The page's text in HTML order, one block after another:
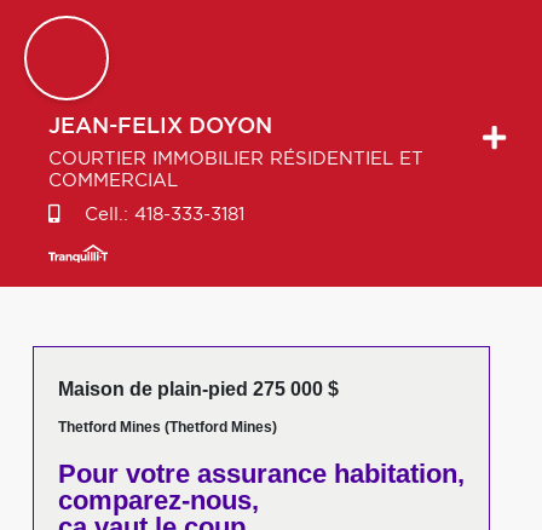
JEAN-FELIX DOYON
COURTIER IMMOBILIER RÉSIDENTIEL ET
COMMERCIAL
Cell.: 418-333-3181
Maison de plain-pied 275 000 $
Thetford Mines (Thetford Mines)
Pour votreassurance habitation,
comparez-nous,